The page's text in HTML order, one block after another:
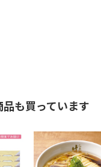
も買っています